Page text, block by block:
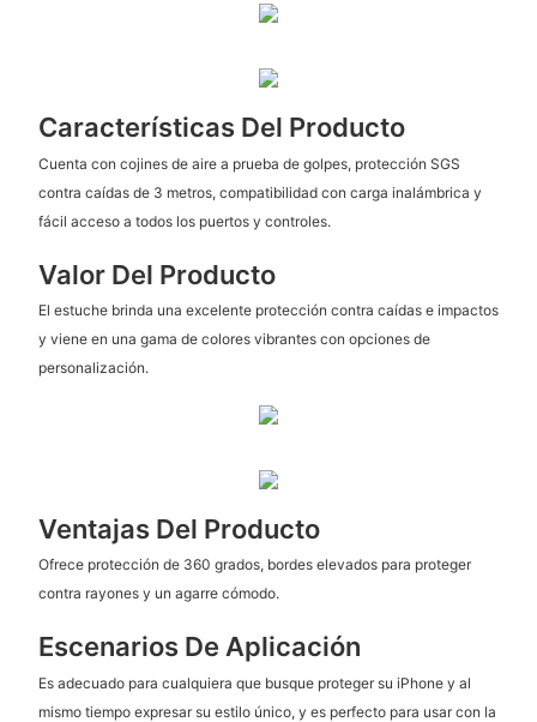
Características Del Producto
Cuenta con cojines de aire a prueba de golpes, protección SGS
contra caídas de 3 metros, compatibilidad con carga inalámbrica y
fácil acceso a todos los puertos y controles.
Valor Del Producto
El estuche brinda una excelente protección contra caídas e impactos
y viene en una gama de colores vibrantes con opciones de
personalización.
Ventajas Del Producto
Ofrece protección de 360 ​​grados, bordes elevados para proteger
contra rayones y un agarre cómodo.
Escenarios De Aplicación
Es adecuado para cualquiera que busque proteger su iPhone y al
mismo tiempo expresar su estilo único, y es perfecto para usar con la